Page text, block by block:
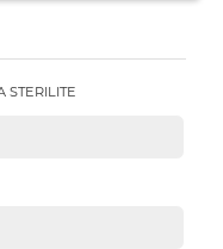
STERILITE